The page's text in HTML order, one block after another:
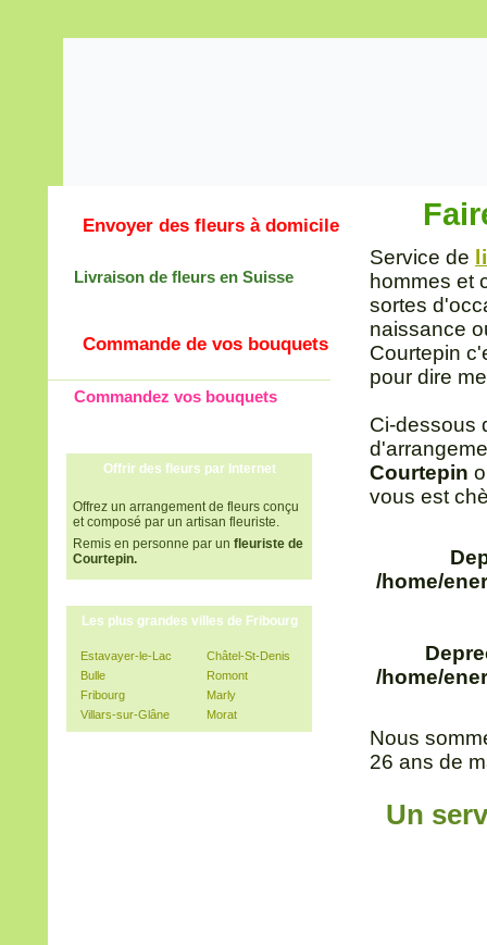
Envoyer des fleurs à domicile
Livraison de fleurs en Suisse
Commande de vos bouquets
Commandez vos bouquets
Offrir des fleurs par Internet
Offrez un arrangement de fleurs conçu
et composé par un artisan fleuriste.
Remis en personne par un fleuriste de
Courtepin.
Les plus grandes villes de Fribourg
Estavayer-le-Lac
Châtel-St-Denis
Bulle
Romont
Fribourg
Marly
Villars-sur-Glâne
Morat
Service de
hommes et
sortes
naissance
Courtepin
pour dire
Ci-dessous
Courtepin
vous est
/home/
/home/
Nous
26 ans de
Un